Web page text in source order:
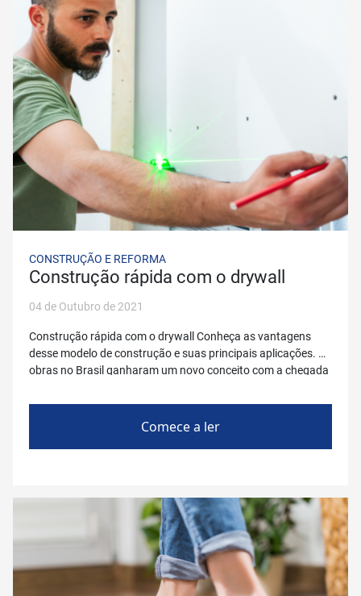
CONSTRUÇÃO E REFORMA
Construção rápida com o drywall
04 de Outubro de 2021
Construção rápida com o drywall Conheça as vantagens
desse modelo de construção e suas principais aplicações. As
obras no Brasil ganharam um novo conceito com a chegada
chamado de parede seca, é composto por perfis (guias e
montantes), chapas de gesso, isolamento térmico e acústico
Comece a ler